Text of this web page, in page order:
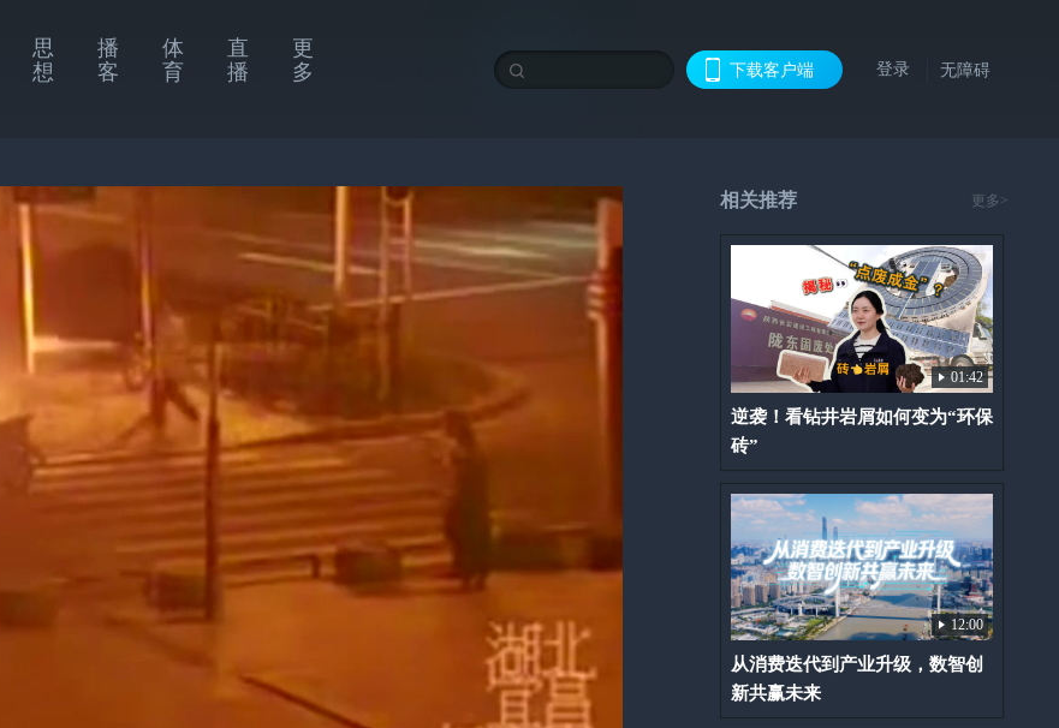
思
想
播
客
体
育
直
播
更
多
下载客户端 登录 无障碍
相关推荐 更多>
01:42
逆袭！看钻井岩屑如何变为“环保
砖”
12:00
从消费迭代到产业升级，数智创
新共赢未来